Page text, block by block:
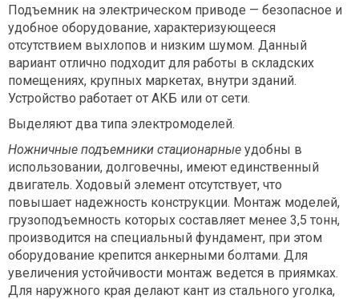
Подъемник на электрическом приводе — безопасное и
удобное оборудование, характеризующееся
отсутствием выхлопов и низким шумом. Данный
вариант отлично подходит для работы в складских
помещениях, крупных маркетах, внутри зданий.
Устройство работает от АКБ или от сети.
Выделяют два типа электромоделей.
Ножничные подъемники стационарные удобны в
использовании, долговечны, имеют единственный
двигатель. Ходовый элемент отсутствует, что
повышает надежность конструкции. Монтаж моделей,
грузоподъемность которых составляет менее 3,5 тонн,
производится на специальный фундамент, при этом
оборудование крепится анкерными болтами. Для
увеличения устойчивости монтаж ведется в приямках.
Для наружного края делают кант из стального уголка,